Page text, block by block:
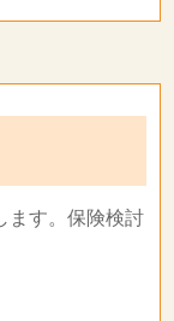
ます。保険検討
ータ